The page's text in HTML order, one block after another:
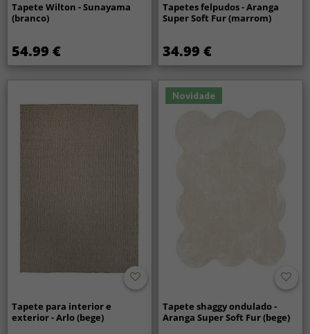
Tapete Wilton - Sunayama
(branco)
54.99 €
Tapetes felpudos - Aranga
Super Soft Fur (marrom)
34.99 €
Tapete para interior e
exterior - Arlo (bege)
Novidade
Tapete shaggy ondulado -
Aranga Super Soft Fur (bege)